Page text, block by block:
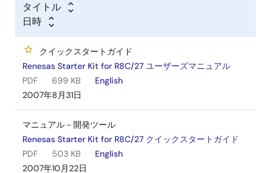
タイトル
日時
クイックスタートガイド
Renesas Starter Kit for R8C/27 ユーザーズマニュアル
PDF
699 KB
English
2007年8月31日
マニュアル－開発ツール
Renesas Starter Kit for R8C/27 クイックスタートガイド
PDF
503 KB
English
2007年10月22日